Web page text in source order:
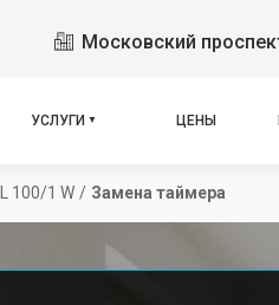
Московский
УСЛУГИ ЦЕНЫ
100/1 W / Замена таймера